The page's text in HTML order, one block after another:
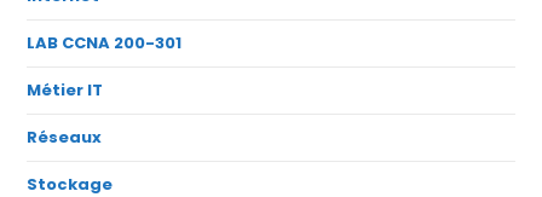
LAB CCNA 200-301
Métier IT
Réseaux
Stockage